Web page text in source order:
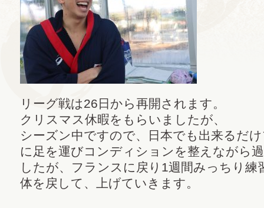
リーグ戦は26日から再開されます。
クリスマス休暇をもらいましたが、
シーズン中ですので、日本でも出来るだ
に足を運びコンディションを整えながら
したが、フランスに戻り1週間みっちり練
体を戻して、上げていきます。